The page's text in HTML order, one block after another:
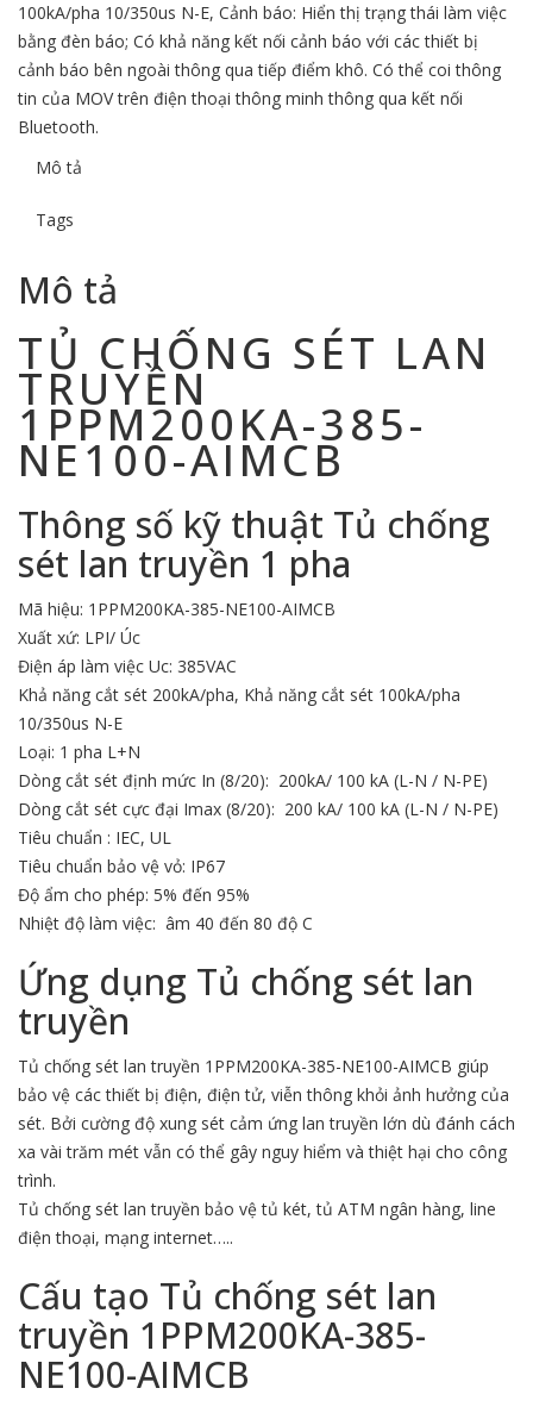
100kA/pha 10/350us N-E, Cảnh báo: Hiển thị trạng thái làm việc
bằng đèn báo; Có khả năng kết nối cảnh báo với các thiết bị
cảnh báo bên ngoài thông qua tiếp điểm khô. Có thể coi thông
tin của MOV trên điện thoại thông minh thông qua kết nối
Bluetooth.
Mô tả
Tags
Mô tả
TỦ CHỐNG SÉT LAN
TRUYỀN
1PPM200KA-385-
NE100-AIMCB
Thông số kỹ thuật Tủ chống
sét lan truyền 1 pha
Mã hiệu: 1PPM200KA-385-NE100-AIMCB
Xuất xứ: LPI/ Úc
Điện áp làm việc Uc: 385VAC
Khả năng cắt sét 200kA/pha, Khả năng cắt sét 100kA/pha
10/350us N-E
Loại: 1 pha L+N
Dòng cắt sét định mức In (8/20): 200kA/ 100 kA (L-N / N-PE)
Dòng cắt sét cực đại Imax (8/20): 200 kA/ 100 kA (L-N / N-PE)
Tiêu chuẩn : IEC, UL
Tiêu chuẩn bảo vệ vỏ: IP67
Độ ẩm cho phép: 5% đến 95%
Nhiệt độ làm việc: âm 40 đến 80 độ C
Ứng dụng Tủ chống sét lan
truyền
Tủ chống sét lan truyền 1PPM200KA-385-NE100-AIMCB giúp
bảo vệ các thiết bị điện, điện tử, viễn thông khỏi ảnh hưởng của
sét. Bởi cường độ xung sét cảm ứng lan truyền lớn dù đánh cách
xa vài trăm mét vẫn có thể gây nguy hiểm và thiệt hại cho công
trình.
Tủ chống sét lan truyền bảo vệ tủ két, tủ ATM ngân hàng, line
điện thoại, mạng internet…..
Cấu tạo Tủ chống sét lan
truyền 1PPM200KA-385-
NE100-AIMCB